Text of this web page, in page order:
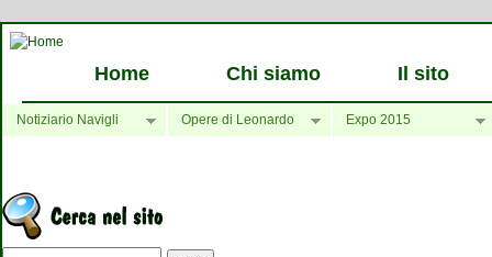
Home Chi siamo Il sito
Notiziario Navigli Opere di Leonardo Expo 2015